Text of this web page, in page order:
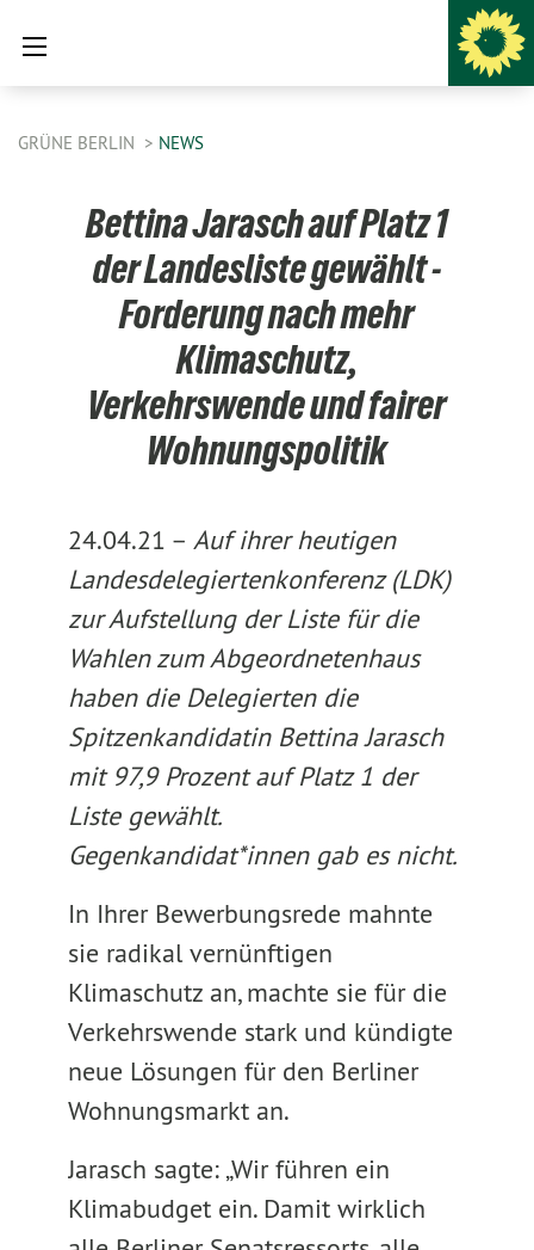
GRÜNE BERLIN NEWS
Bettina Jarasch auf Platz 1
der Landesliste gewählt -
Forderung nach mehr
Klimaschutz,
Verkehrswende und fairer
Wohnungspolitik
24.04.21 – Auf ihrer heutigen
Landesdelegiertenkonferenz (LDK)
zur Aufstellung der Liste für die
Wahlen zum Abgeordnetenhaus
haben die Delegierten die
Spitzenkandidatin Bettina Jarasch
mit 97,9 Prozent auf Platz 1 der
Liste gewählt.
Gegenkandidat*innen gab es nicht.
In Ihrer Bewerbungsrede mahnte
sie radikal vernünftigen
Klimaschutz an, machte sie für die
Verkehrswende stark und kündigte
neue Lösungen für den Berliner
Wohnungsmarkt an.
Jarasch sagte: „Wir führen ein
Klimabudget ein. Damit wirklich